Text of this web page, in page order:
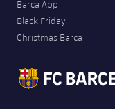
Barça App
Black Friday
Christmas Barça